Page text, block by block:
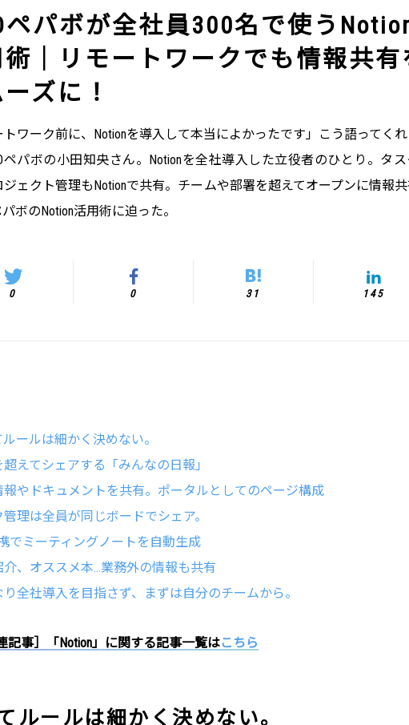
ペパボが全社員300名で使う
｜リモートワークでも情報共有
ズに！
トワーク前に、Notionを導入して本当によかったです」こう語ってく
ペパボの小田知央さん。Notionを全社導入した立役者のひとり。タ
ェクト管理もNotionで共有。チームや部署を超えてオープンに情報
パボのNotion活用術に迫った。
0 0 31 145
ルールは細かく決めない。
超えてシェアする「みんなの日報」
報やドキュメントを共有。ポータルとしてのページ構成
管理は全員が同じボードでシェア。
でミーティングノートを自動生成
介、オススメ本...業務外の情報も共有
り全社導入を目指さず、まずは自分のチームから。
記事］「Notion」に関する記事一覧はこちら
ルールは細かく決めない。